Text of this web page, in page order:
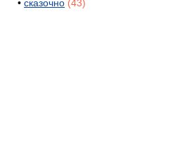
• сказочно (43)